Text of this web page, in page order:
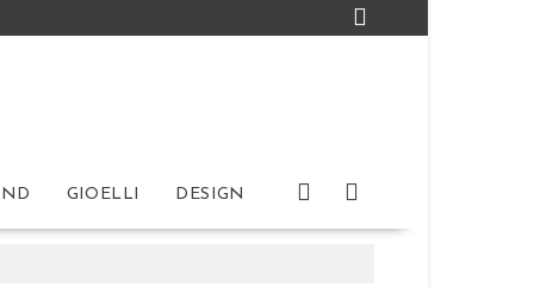
GIOELLI DESIGN